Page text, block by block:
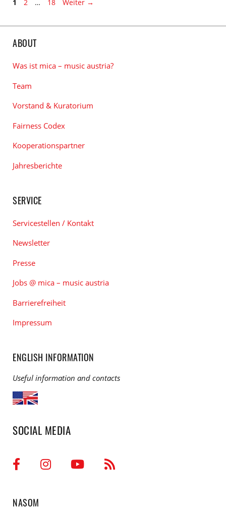
1 2 … 18 Weiter →
ABOUT
Was ist mica – music austria?
Team
Vorstand & Kuratorium
Fairness Codex
Kooperationspartner
Jahresberichte
SERVICE
Servicestellen / Kontakt
Newsletter
Presse
Jobs @ mica – music austria
Barrierefreiheit
Impressum
ENGLISH INFORMATION
Useful information and contacts
SOCIAL MEDIA
NASOM